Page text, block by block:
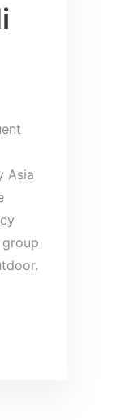
Asia